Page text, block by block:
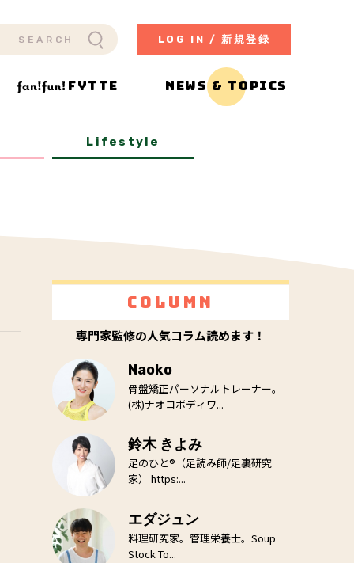
LOG IN / 新規登録
FYTTE NEWS & TOPICS
Lifestyle
Column
専門家監修の人気コラム読めます！
Naoko
骨盤矯正パーソナルトレーナー。
(株)ナオコボディワ...
鈴木 きよみ
足のひと®（足読み師/足裏研究
家） https:...
エダジュン
料理研究家。管理栄養士。Soup
Stock To...